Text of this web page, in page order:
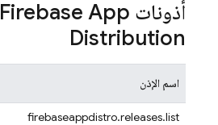
أذونات Firebase App
Distribution
اسم الإذن
firebaseappdistro.releases.list